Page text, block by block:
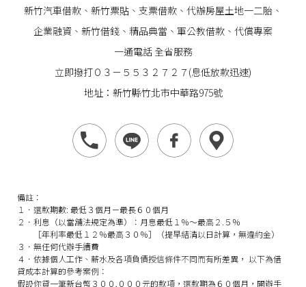
新竹汽車借款 、 新竹票貼 、支票借款、代辦房屋土地一二胎、
企業融資 、 新竹借錢 、精品典當、軍公教借款、代償專案
一通電話 全省服務
立即撥打０３－５５３２７２７(息低放款迅速)
地址：新竹縣竹北市中華路975號
備註：
１．還款期數: 最低３個月－最長６０個月
２．利息（以當舖法規定為準）：月息最低１％～最高２.５％
［年利率最低１２％最高３０％］（提早結清以日計算，無違約金）
３．無任何代辦手續費
４．依據個人工作、薪水及各項負債授信條件不同而有所差異， 以下為借
貸成本計算的參考案例：
假設你貸一筆新台幣３００,０００元的款項，還款期為６０個月，開辦手